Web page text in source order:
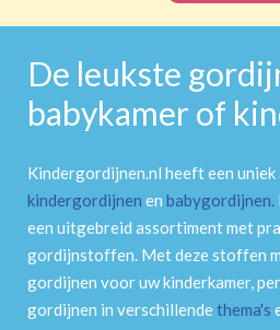
De leukste
babykamer of
Kindergordijnen.nl heeft een uniek
kindergordijnen en babygordijnen.
een uitgebreid assortiment met
gordijnstoffen. Met deze stoffen
gordijnen voor uw kinderkamer,
gordijnen in verschillendethema's